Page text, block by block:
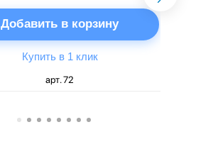
Добавить в корзину
Купить в 1 клик
арт. 72